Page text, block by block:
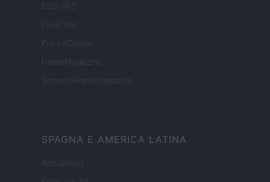
ESG 365
Food Wiki
FuturoDonna
HomeMagazine
SecondHomeMagazine
SPAGNA E AMERICA LATINA
Actualidad